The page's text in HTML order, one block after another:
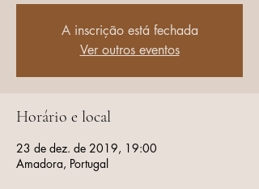
A inscrição está fechada
Ver outros eventos
Horário e local
23 de dez. de 2019, 19:00
Amadora, Portugal